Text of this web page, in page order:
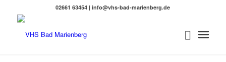
02661 63454 | info@vhs-bad-marienberg.de